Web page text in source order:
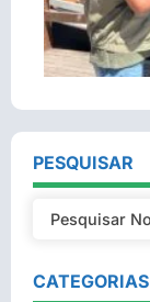
PESQUISAR
CATEGORIAS